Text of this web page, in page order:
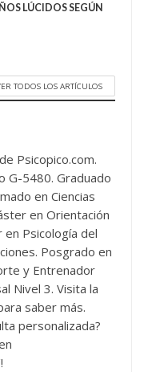
LÚCIDOS SEGÚN
TODOS LOS ARTÍCULOS
Psicopico.com.
G-5480. Graduado
en Ciencias
en Orientación
Psicología del
Posgrado en
y Entrenador
Nivel 3. Visita la
saber más.
personalizada?